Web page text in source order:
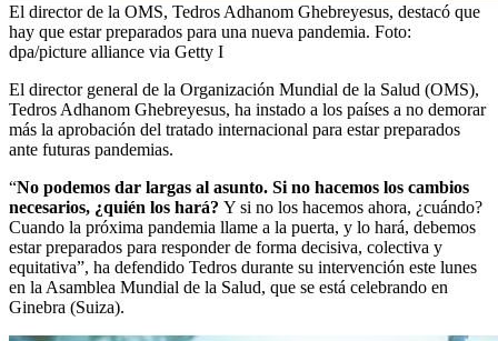
El director de la OMS, Tedros Adhanom Ghebreyesus, destacó que
hay que estar preparados para una nueva pandemia. Foto:
dpa/picture alliance via Getty I
El director general de la Organización Mundial de la Salud (OMS),
Tedros Adhanom Ghebreyesus, ha instado a los países a no demorar
más la aprobación del tratado internacional para estar preparados
ante futuras pandemias.
“No podemos dar largas al asunto. Si no hacemos los cambios
necesarios, ¿quién los hará? Y si no los hacemos ahora, ¿cuándo?
Cuando la próxima pandemia llame a la puerta, y lo hará, debemos
estar preparados para responder de forma decisiva, colectiva y
equitativa”, ha defendido Tedros durante su intervención este lunes
en la Asamblea Mundial de la Salud, que se está celebrando en
Ginebra (Suiza).